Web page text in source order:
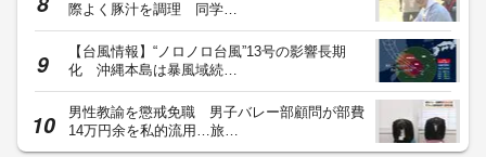
際よく豚汁を調理 同学…
【台風情報】“ノロノロ台風”13号の影響長期
化 沖縄本島は暴風域続…
男性教諭を懲戒免職 男子バレー部顧問が部費
14万円余を私的流用…旅…